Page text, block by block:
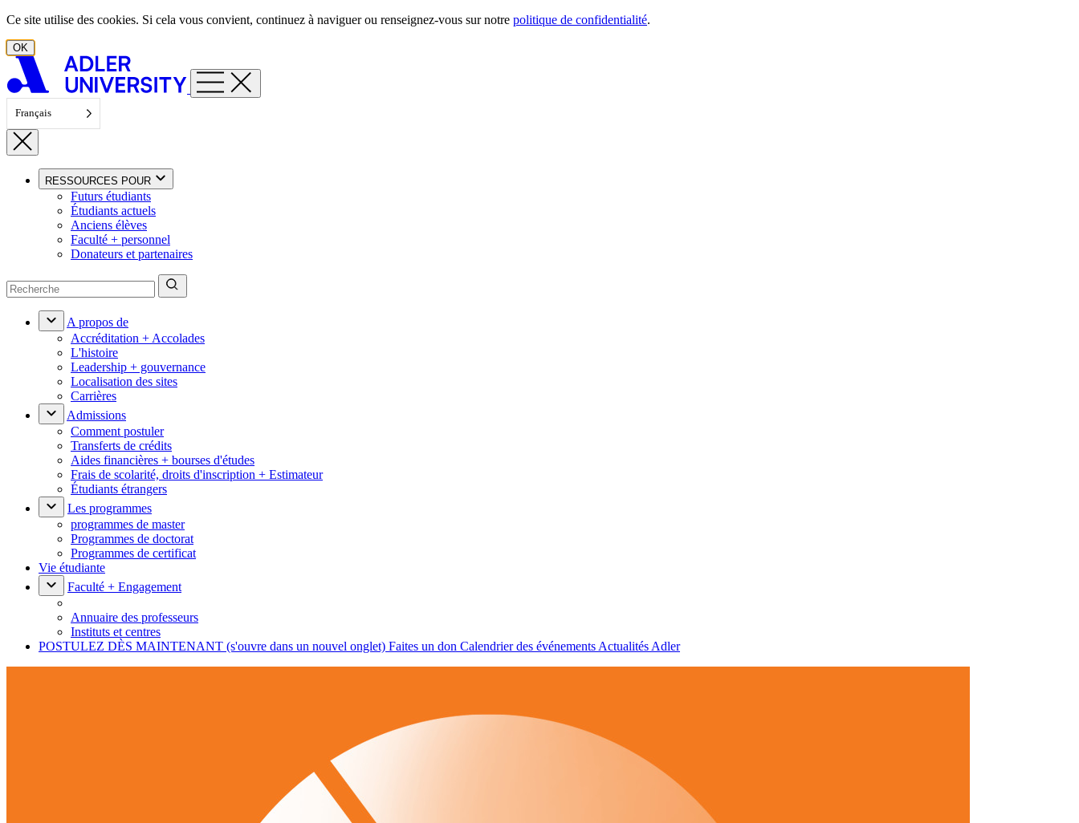
Aller au contenu
Ce site utilise des cookies. Si cela vous convient, continuez à naviguer ou renseignez-vous sur notre politique de confidentialité.
OK
Français
RESSOURCES POUR
Futurs étudiants
Étudiants actuels
Anciens élèves
Faculté + personnel
Donateurs et partenaires
A propos de
Accréditation + Accolades
L'histoire
Leadership + gouvernance
Localisation des sites
Carrières
Admissions
Comment postuler
Transferts de crédits
Aides financières + bourses d'études
Frais de scolarité, droits d'inscription + Estimateur
Étudiants étrangers
Les programmes
programmes de master
Programmes de doctorat
Programmes de certificat
Vie étudiante
Faculté + Engagement
Annuaire des professeurs
Instituts et centres
POSTULEZ DÈS MAINTENANT (s'ouvre dans un nouvel onglet) Faites un don Calendrier des événements Actualités Adler